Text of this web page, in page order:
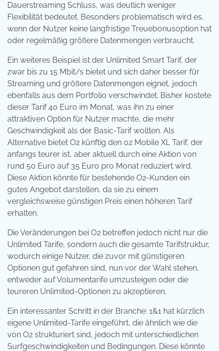
Dauerstreaming Schluss, was deutlich weniger
Flexibilität bedeutet. Besonders problematisch wird es,
wenn der Nutzer keine langfristige Treuebonusoption hat
oder regelmäßig größere Datenmengen verbraucht.
Ein weiteres Beispiel ist der Unlimited Smart Tarif, der
zwar bis zu 15 Mbit/s bietet und sich daher besser für
Streaming und größere Datenmengen eignet, jedoch
ebenfalls aus dem Portfolio verschwindet. Bisher kostete
dieser Tarif 40 Euro im Monat, was ihn zu einer
attraktiven Option für Nutzer machte, die mehr
Geschwindigkeit als der Basic-Tarif wollten. Als
Alternative bietet O2 künftig den o2 Mobile XL Tarif, der
anfangs teurer ist, aber aktuell durch eine Aktion von
rund 50 Euro auf 35 Euro pro Monat reduziert wird.
Diese Aktion könnte für bestehende O2-Kunden ein
gutes Angebot darstellen, da sie zu einem
vergleichsweise günstigen Preis einen höheren Tarif
erhalten.
Die Veränderungen bei O2 betreffen jedoch nicht nur die
Unlimited Tarife, sondern auch die gesamte Tarifstruktur,
wodurch einige Nutzer, die zuvor mit günstigeren
Optionen gut gefahren sind, nun vor der Wahl stehen,
entweder auf Volumentarife umzusteigen oder die
teureren Unlimited-Optionen zu akzeptieren.
Ein interessanter Schritt in der Branche: 1&1 hat kürzlich
eigene Unlimited-Tarife eingeführt, die ähnlich wie die
von O2 strukturiert sind, jedoch mit unterschiedlichen
Surfgeschwindigkeiten und Bedingungen. Diese könnte